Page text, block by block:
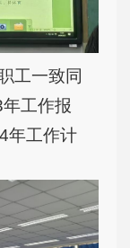
工一致同
工作报
年工作计